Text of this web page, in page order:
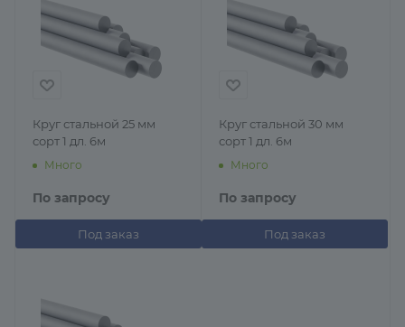
Круг стальной 25 мм
сорт 1 дл. 6м
Много
По запросу
Под заказ
Круг стальной 30 мм
сорт 1 дл. 6м
Много
По запросу
Под заказ